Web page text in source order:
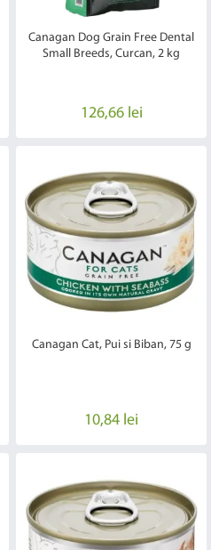
Canagan Dog Grain Free Dental
Small Breeds, Curcan, 2 kg
126,66 lei
Canagan Cat, Pui si Biban, 75 g
10,84 lei